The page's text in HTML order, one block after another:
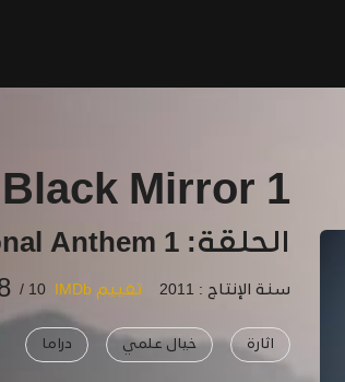
Black Mirror 1
الحلقة: 1 The National Anthem
سنة الإنتاج : 2011 تقييم IMDb 10 /
اثارة خيال علمي دراما